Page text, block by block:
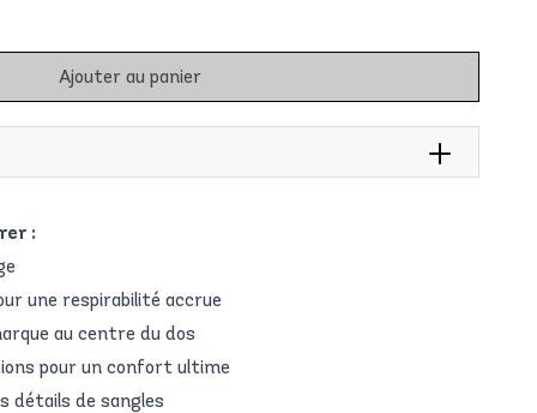
Ajouter au panier
:
une respirabilité accrue
au centre du dos
pour un confort ultime
détails de sangles